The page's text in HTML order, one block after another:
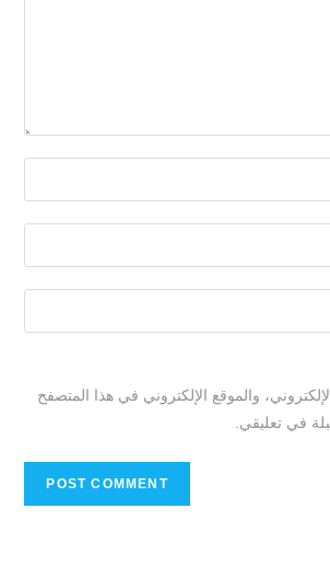
والموقع الإلكتروني في هذا المتصفح
في تعليقي.